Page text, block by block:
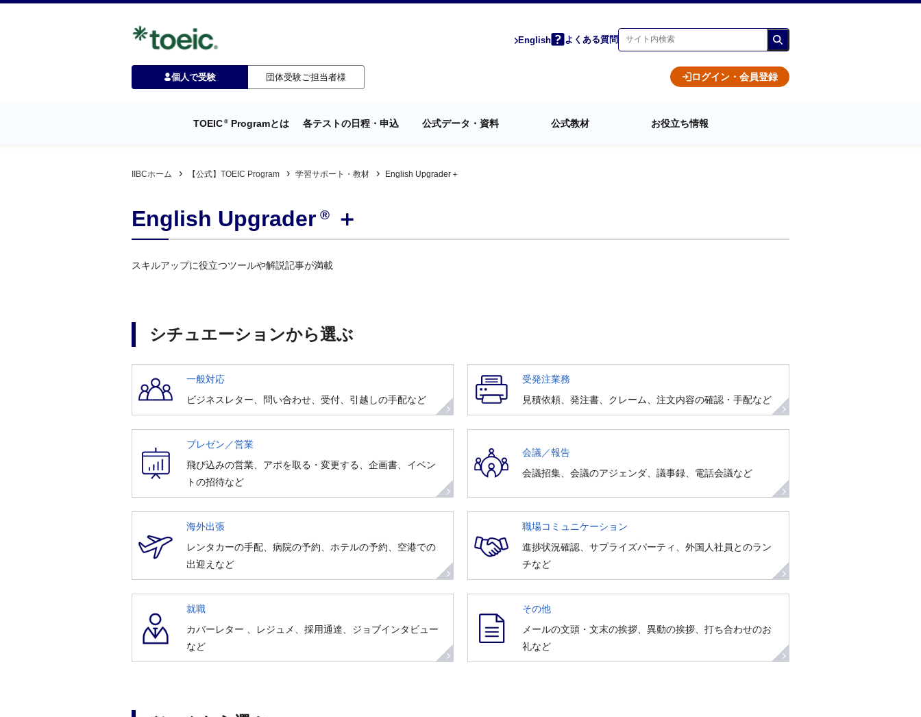
English よくある質問
個人で受験 団体受験ご担当者様 ログイン・会員登録
TOEIC ® Programとは 各テストの日程・申込 公式データ・資料 公式教材 お役立ち情報
IIBCホーム 【公式】TOEIC Program 学習サポート・教材 English Upgrader＋
English Upgrader ®＋
スキルアップに役立つツールや解説記事が満載
シチュエーションから選ぶ
一般対応
ビジネスレター、問い合わせ、受付、引越しの手配など
受発注業務
見積依頼、発注書、クレーム、注文内容の確認・手配など
プレゼン／営業
飛び込みの営業、アポを取る・変更する、企画書、イベン
トの招待など
会議／報告
会議招集、会議のアジェンダ、議事録、電話会議など
海外出張
レンタカーの手配、病院の予約、ホテルの予約、空港での
出迎えなど
職場コミュニケーション
進捗状況確認、サプライズパーティ、外国人社員とのラン
チなど
就職
カバーレター 、レジュメ、採用通達、ジョブインタビュー
など
その他
メールの文頭・文末の挨拶、異動の挨拶、打ち合わせのお
礼など